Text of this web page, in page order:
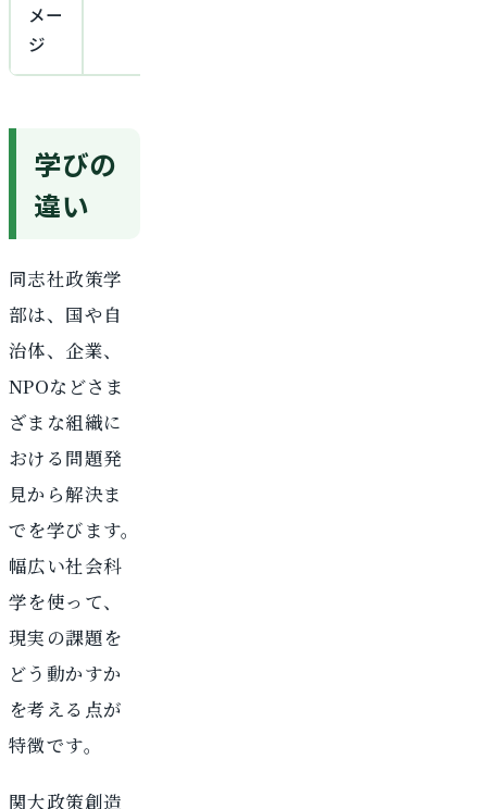
メー
ジ
学びの
違い
同志社政策学
部は、国や自
治体、企業、
NPOなどさま
ざまな組織に
おける問題発
見から解決ま
でを学びます。
幅広い社会科
学を使って、
現実の課題を
どう動かすか
を考える点が
特徴です。
関大政策創造